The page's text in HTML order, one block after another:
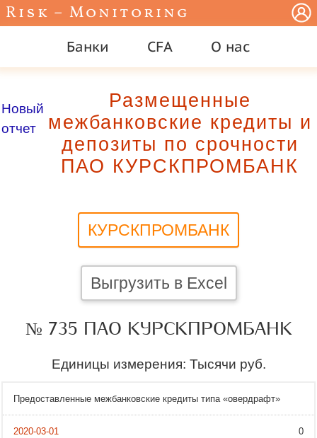
Risk – Monitoring
Банки CFA О нас
Новый
отчет
Размещенные
межбанковские кредиты и
депозиты по срочности
ПАО КУРСКПРОМБАНК
КУРСКПРОМБАНК
Выгрузить в Excel
№ 735 ПАО КУРСКПРОМБАНК
Единицы измерения: Тысячи руб.
Предоставленные межбанковские кредиты типа «овердрафт»
0